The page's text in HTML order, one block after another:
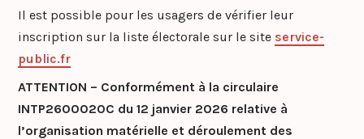
Il est possible pour les usagers de vérifier leur
inscription sur la liste électorale sur le site service-
public.fr
ATTENTION – Conformément à la circulaire
INTP2600020C du 12 janvier 2026 relative à
l’organisation matérielle et déroulement des